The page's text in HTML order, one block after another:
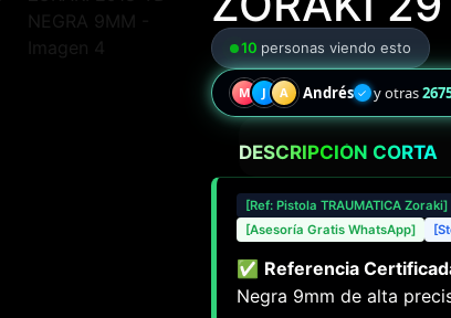
10 personas viendo esto
M J A Andrés ✓ y otras
DESCRIPCIÓN CORTA
[Ref: Pistola TRAUMATICA Zoraki]
[Asesoría Gratis WhatsApp]
✅ Referencia
Negra 9mm de alta